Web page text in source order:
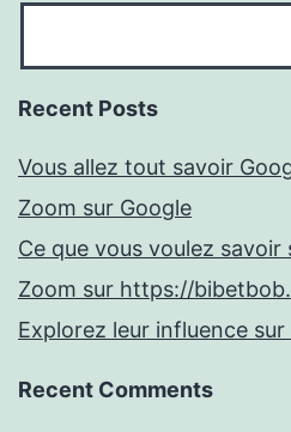
Recent Posts
Vous allez tout savoir
Zoom sur Google
Ce que vous voulez savoir
Zoom sur https://
Explorez leur influence
Recent Comments